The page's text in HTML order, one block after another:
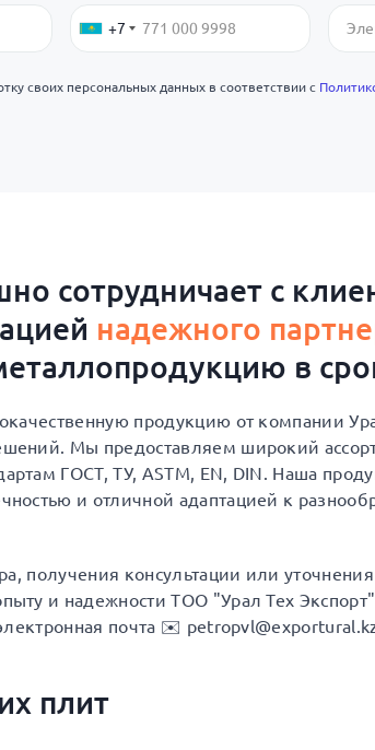
+7
своих персональных данных в соответствии с
сотрудничает с
надежного
в
продукцию от компании
Мы предоставляем широкий
ГОСТ, ТУ, ASTM, EN, DIN. Наша
и отличной адаптацией к
получения консультации или уточнения
и надежности ТОО "Урал Тех
почта ✉️
плит